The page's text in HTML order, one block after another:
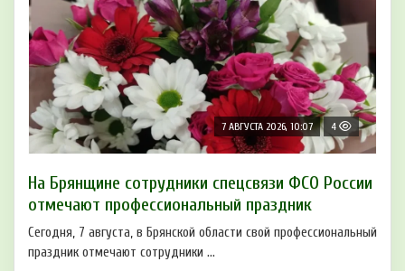
7 АВГУСТА 2026, 10:07 4
На Брянщине сотрудники спецсвязи ФСО России
отмечают профессиональный праздник
Сегодня, 7 августа, в Брянской области свой профессиональный
праздник отмечают сотрудники ...